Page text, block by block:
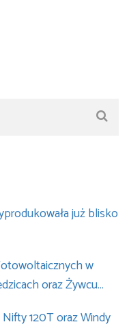
już blisko
w
oraz Żywcu…
120T oraz Windy